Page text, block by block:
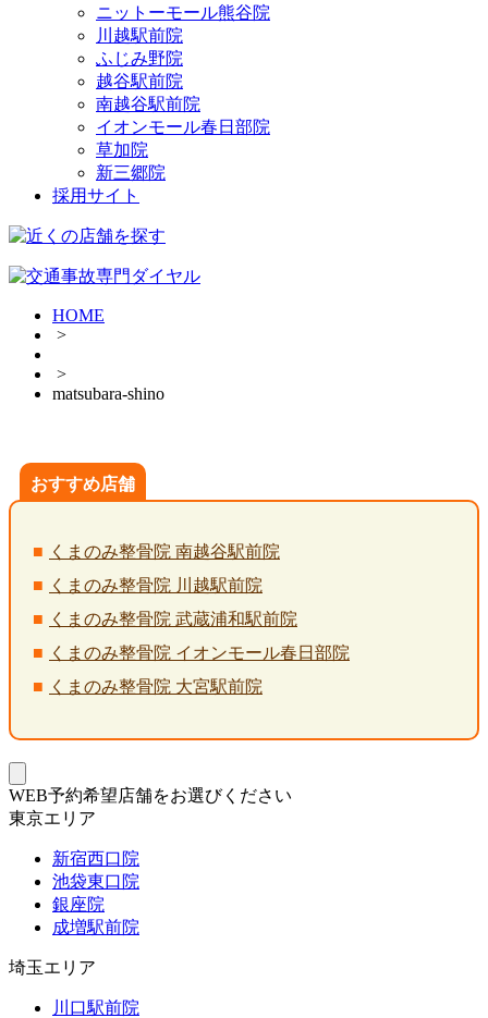
ニットーモール熊谷院
川越駅前院
ふじみ野院
越谷駅前院
南越谷駅前院
イオンモール春日部院
草加院
新三郷院
採用サイト
HOME
>
>
matsubara-shino
おすすめ店舗
くまのみ整骨院 南越谷駅前院
くまのみ整骨院 川越駅前院
くまのみ整骨院 武蔵浦和駅前院
くまのみ整骨院 イオンモール春日部院
くまのみ整骨院 大宮駅前院
WEB予約希望店舗をお選びください
東京エリア
新宿西口院
池袋東口院
銀座院
成増駅前院
埼玉エリア
川口駅前院